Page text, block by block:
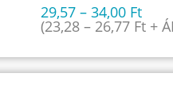
29,57–34,00 Ft
(23,28– 26,77 Ft +